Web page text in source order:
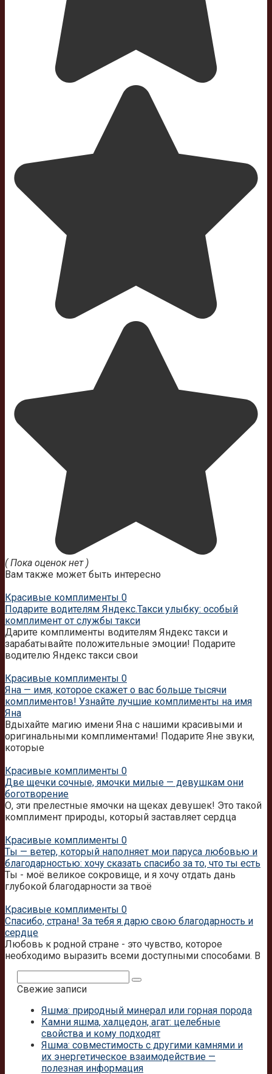
( Пока оценок нет )
Вам также может быть интересно
Красивые комплименты 0
Подарите водителям Яндекс.Такси улыбку: особый
комплимент от службы такси
Дарите комплименты водителям Яндекс такси и
зарабатывайте положительные эмоции! Подарите
водителю Яндекс такси свои
Красивые комплименты 0
Яна — имя, которое скажет о вас больше тысячи
комплиментов! Узнайте лучшие комплименты на имя
Яна
Вдыхайте магию имени Яна с нашими красивыми и
оригинальными комплиментами! Подарите Яне звуки,
которые
Красивые комплименты 0
Две щечки сочные, ямочки милые — девушкам они
боготворение
О, эти прелестные ямочки на щеках девушек! Это такой
комплимент природы, который заставляет сердца
Красивые комплименты 0
Ты — ветер, который наполняет мои паруса любовью и
благодарностью: хочу сказать спасибо за то, что ты есть
Ты - моё великое сокровище, и я хочу отдать дань
глубокой благодарности за твоё
Красивые комплименты 0
Спасибо, страна! За тебя я дарю свою благодарность и
сердце
Любовь к родной стране - это чувство, которое
необходимо выразить всеми доступными способами. В
Свежие записи
Яшма: природный минерал или горная порода
Камни яшма, халцедон, агат: целебные
свойства и кому подходят
Яшма: совместимость с другими камнями и
их энергетическое взаимодействие —
полезная информация